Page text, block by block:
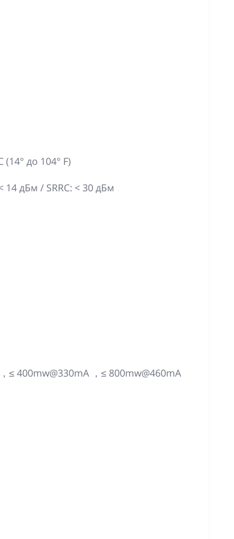
до 104° F)
14 дБм / SRRC: < 30 дБм
≤ 400mw@330mA ，≤ 800mw@460mA